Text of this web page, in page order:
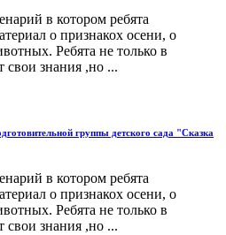
в котором ребята
о признакох осени, о
Ребята не только в
свои знания ,но ...
группы детского сада "Сказка
в котором ребята
о признакох осени, о
Ребята не только в
свои знания ,но ...